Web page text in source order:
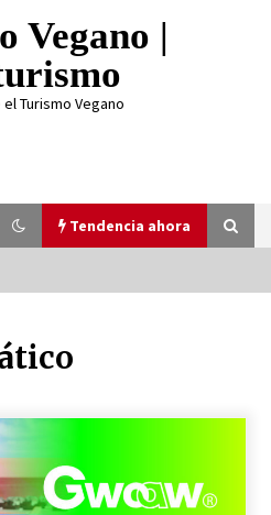
Vegano |
Turismo Vegano
Tendencia ahora
y ser Vegano es lo mismo? Te
acá
Proteínas Veganas 2023